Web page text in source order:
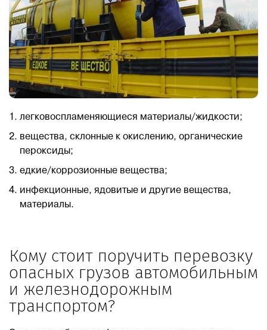
легковоспламеняющиеся материалы/жидкости;
вещества, склонные к окислению, органические
пероксиды;
едкие/коррозионные вещества;
инфекционные, ядовитые и другие вещества,
материалы.
Кому стоит поручить перевозку
опасных грузов автомобильным
и железнодорожным
транспортом?